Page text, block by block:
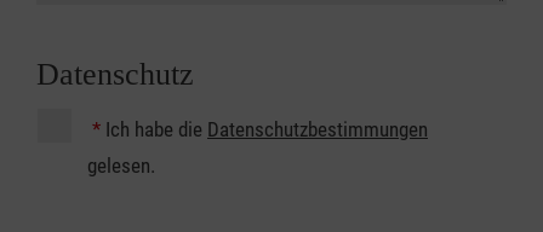
Datenschutz
* Ich habe die Datenschutzbestimmungen
gelesen.